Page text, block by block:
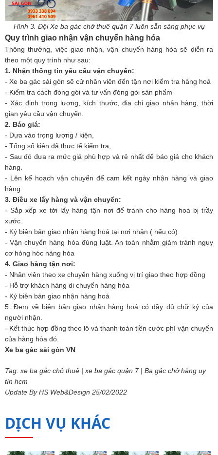
Hình 3. Đội Xe ba gác chở thuê quận 7 luôn sẵn sàng phục vụ
Quy trình giao nhận vận chuyển hàng hóa
Thông thường, việc giao nhận, vận chuyển hàng hóa sẽ diễn ra
theo một quy trình như sau:
1. Nhận thông tin yêu cầu vận chuyển:
- Xe ba gác sài gòn sẽ cử nhân viên đến tận nơi kiểm tra hàng hoá
- Kiểm tra cách đóng gói và tư vấn đóng gói sản phẩm
- Xác định trọng lượng, kích thước, địa chỉ giao nhận hàng, thời
gian yêu cầu vận chuyển.
2. Báo giá:
- Dựa vào trọng lượng / kiện,
- Tổng số kiện đã thực tế kiểm tra,
- Sau đó đưa ra mức giá phù hợp và rẻ nhất để báo giá cho khách
hàng.
- Lên kế hoạch vận chuyển để cam kết ngày nhận hàng và giao
hàng
3. Điều xe lấy hàng và vận chuyển:
- Sắp xếp xe tới lấy hàng tận nơi để tránh cho hàng hoá bị trầy
xước.
- Ký biên bản giao nhận hàng hoá tại nơi nhận ( nếu có)
- Vận chuyển hàng hóa đúng luật. An toàn nhằm giảm tránh nguy
cơ hỏng hóc hàng hóa
4. Giao hàng tận nơi:
- Nhân viên theo xe chuyển hàng xuống vị trí giao theo hợp đồng
- Hỗ trợ khách hàng di chuyển hàng hóa
- Ký biên bản giao nhận hàng hoá
5. Đem về biên bản giao nhận hàng hoá có đầy đủ chữ ký của
người nhận.
- Kết thúc hợp đồng theo lô và thanh toán tiền cước phí vận chuyển
của hàng hóa đó.
Xe ba gác sài gòn VN
Tag: xe ba gác chở thuê | xe ba gác quận 7 | Ba gác chở hàng uy
tín hcm
Update By HS Web&Design 25/02/2022
DỊCH VỤ KHÁC